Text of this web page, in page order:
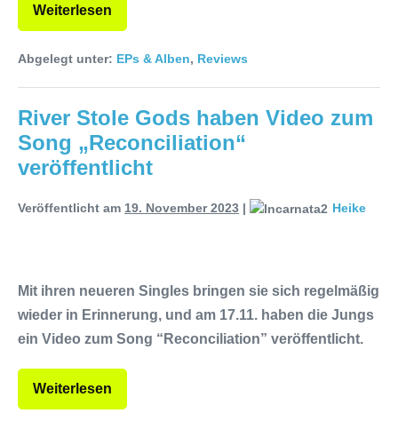
Weiterlesen
Abgelegt unter: EPs & Alben, Reviews
River Stole Gods haben Video zum
Song „Reconciliation“
veröffentlicht
Veröffentlicht am 19. November 2023 | Heike
Mit ihren neueren Singles bringen sie sich regelmäßig
wieder in Erinnerung, und am 17.11. haben die Jungs
ein Video zum Song “Reconciliation” veröffentlicht.
Weiterlesen